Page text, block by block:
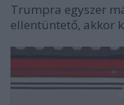
Trumpra egyszer
ellentüntető, akkor